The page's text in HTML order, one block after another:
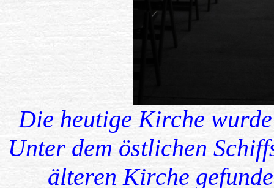
Die heutige Kirche
Unter dem östlichen
älteren Kirche